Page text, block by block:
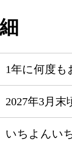
1年に何度も
2027年3月末
いちよんい